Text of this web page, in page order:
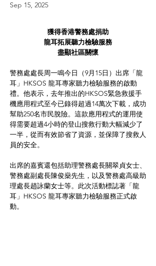
Sep 15, 2025
獲得香港警務處捐助
龍耳拓展聽力檢驗服務
盡顯社區關懷
警務處處長周一鳴今日（9月15日）出席「龍
耳」HKSOS 龍耳專家聽力檢驗服務的啟動
禮。他表示，去年推出的HKSOS緊急救援手
機應用程式至今已錄得超過14萬次下載，成功
幫助250名市民脫險。這款應用程式的運用使
得需要超過4小時的登山搜救行動大幅減少了
一半，從而有效節省了資源，並保障了搜救人
員的安全。
出席的嘉賓還包括助理警務處長關翠貞女士、
警務處副處長陳俊燊先生，以及警務處高級助
理處長趙詠蘭女士等。此次活動標誌著「龍
耳」HKSOS 龍耳專家聽力檢驗服務正式啟
動。